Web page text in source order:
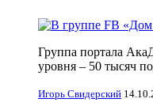
Группа портала
уровня – 50 тысяч
Игорь Свидерский